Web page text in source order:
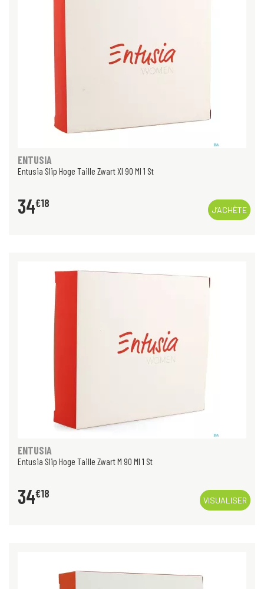
ENTUSIA
Entusia Slip Hoge Taille Zwart Xl 90 Ml 1 St
34€18
J’ACHÈTE
ENTUSIA
Entusia Slip Hoge Taille Zwart M 90 Ml 1 St
34€18
VISUALISER